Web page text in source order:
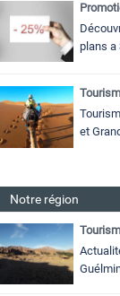
plans a
et
Notre région